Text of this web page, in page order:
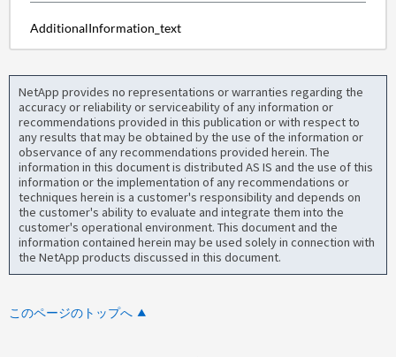
AdditionalInformation_text
NetApp provides no representations or warranties regarding the
accuracy or reliability or serviceability of any information or
recommendations provided in this publication or with respect to
any results that may be obtained by the use of the information or
observance of any recommendations provided herein. The
information in this document is distributed AS IS and the use of this
information or the implementation of any recommendations or
techniques herein is a customer's responsibility and depends on
the customer's ability to evaluate and integrate them into the
customer's operational environment. This document and the
information contained herein may be used solely in connection with
the NetApp products discussed in this document.
このページのトップへ